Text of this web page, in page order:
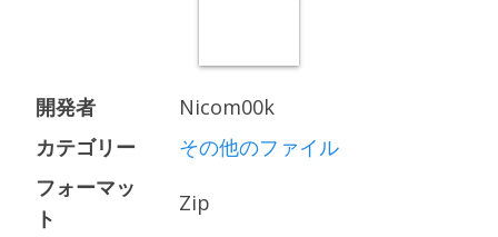
開発者
Nicom00k
カテゴリー
その他のファイル
フォーマッ
ト
Zip